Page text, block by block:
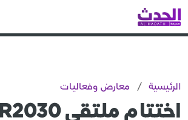
الرئيسية / معارض وفعاليات